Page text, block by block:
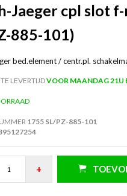
Jaeger cpl slot
885-101)
bed.element / centr.pl.
LEVERTIJDVOOR MAANDAG 21U
1755 SL/PZ-885-101
+